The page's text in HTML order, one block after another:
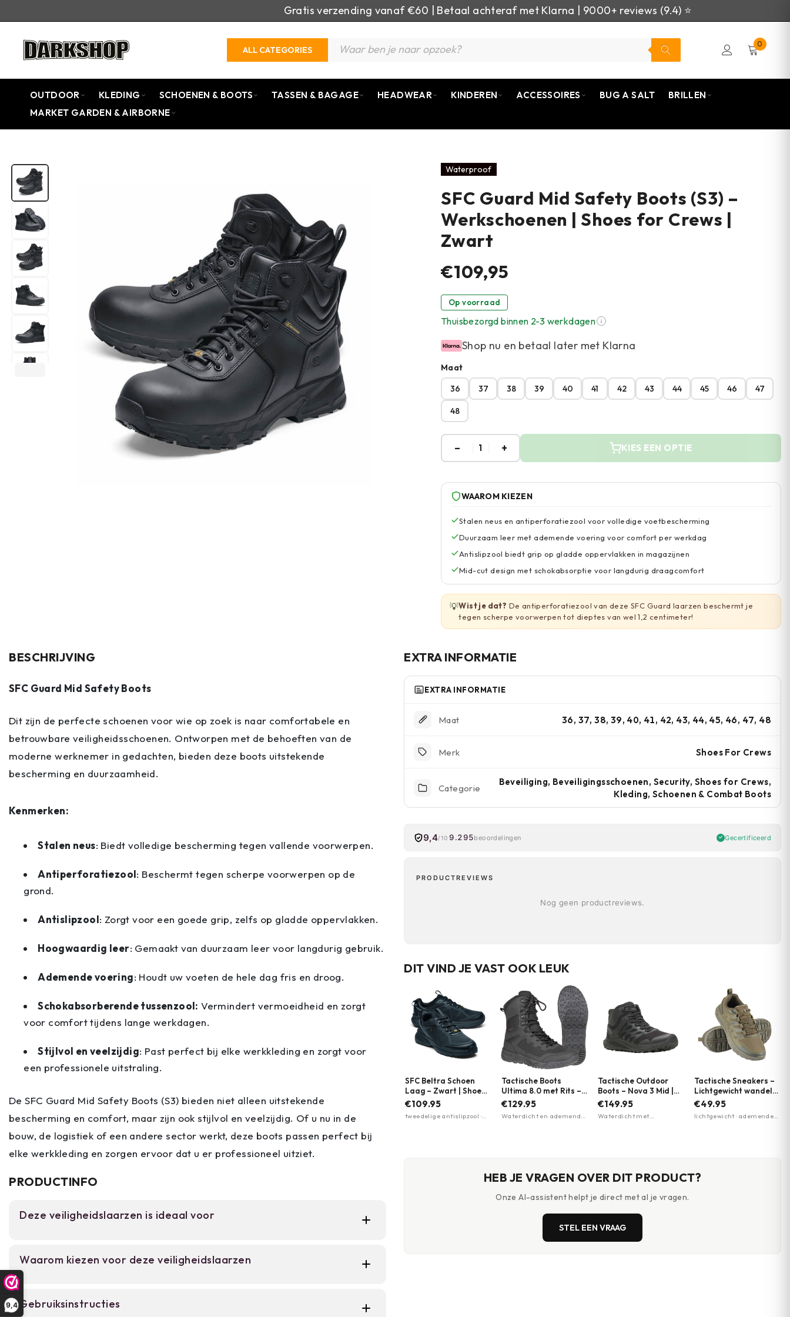
9,4
Gratis verzending vanaf €60 | Betaal achteraf met Klarna | 9000+ reviews (9.4) ⭐
ALL CATEGORIES
0
OUTDOOR KLEDING SCHOENEN & BOOTS TASSEN & BAGAGE HEADWEAR KINDEREN ACCESSOIRES BUG A SALT
BRILLEN
MARKET GARDEN & AIRBORNE
Waterproof
SFC Guard Mid Safety Boots (S3) –
Werkschoenen | Shoes for Crews |
Zwart
€109,95
Op voorraad
Thuisbezorgd binnen 2-3 werkdagen
Shop nu en betaal later met Klarna
Maat
36
37 38 39 40 41 42 43 44 45 46 47
48
– 1 + KIES EEN OPTIE
WAAROM KIEZEN
Stalen neus en antiperforatiezool voor volledige voetbescherming
Duurzaam leer met ademende voering voor comfort per werkdag
Antislipzool biedt grip op gladde oppervlakken in magazijnen
Mid-cut design met schokabsorptie voor langdurig draagcomfort
💡Wist je dat? De antiperforatiezool van deze SFC Guard laarzen beschermt je
tegen scherpe voorwerpen tot dieptes van wel 1,2 centimeter!
BESCHRIJVING
SFC Guard Mid Safety Boots
Dit zijn de perfecte schoenen voor wie op zoek is naar comfortabele en
betrouwbare veiligheidsschoenen. Ontworpen met de behoeften van de
moderne werknemer in gedachten, bieden deze boots uitstekende
bescherming en duurzaamheid.
Kenmerken:
Stalen neus: Biedt volledige bescherming tegen vallende voorwerpen.
Antiperforatiezool: Beschermt tegen scherpe voorwerpen op de
grond.
Antislipzool: Zorgt voor een goede grip, zelfs op gladde oppervlakken.
Hoogwaardig leer: Gemaakt van duurzaam leer voor langdurig gebruik.
Ademende voering: Houdt uw voeten de hele dag fris en droog.
Schokabsorberende tussenzool: Vermindert vermoeidheid en zorgt
voor comfort tijdens lange werkdagen.
Stijlvol en veelzijdig: Past perfect bij elke werkkleding en zorgt voor
een professionele uitstraling.
De SFC Guard Mid Safety Boots (S3) bieden niet alleen uitstekende
bescherming en comfort, maar zijn ook stijlvol en veelzijdig. Of u nu in de
bouw, de logistiek of een andere sector werkt, deze boots passen perfect bij
elke werkkleding en zorgen ervoor dat u er professioneel uitziet.
PRODUCTINFO
Deze veiligheidslaarzen is ideaal voor
die dagelijks in risicovolle omgevingen werken. Deze mid-cut
veiligheidslaarzen bieden de nodige bescherming in magazijnen,
Waarom kiezen voor deze veiligheidslaarzen
Stalen neuskapje en antiperforatiezool voor maximale
voetbescherming.
Gebruiksinstructies
EXTRA INFORMATIE
EXTRA INFORMATIE
Maat 36, 37, 38, 39, 40, 41, 42, 43, 44, 45, 46, 47, 48
Merk Shoes For Crews
Categorie
Beveiliging, Beveiligingsschoenen, Security, Shoes for Crews,
Kleding, Schoenen & Combat Boots
9,4/10 9.295beoordelingen Gecertificeerd
PRODUCTREVIEWS
Nog geen productreviews.
DIT VIND JE VAST OOK LEUK
SFC Beltra Schoen
Laag – Zwart | Shoes
for Crews
€109.95
tweedelige antislipzool ·
Tactische Boots
Ultima 8.0 met Rits –
Waterproof & Vegan |
kleuren
€129.95
Waterdicht en ademend ·
Tactische Outdoor
Boots – Nova 3 Mid |
Merrell | Meerdere
€149.95
Waterdicht met
Tactische Sneakers –
Lichtgewicht wandel
schoenen | EVA-zool |
kleuren
€49.95
lichtgewicht · ademende
HEB JE VRAGEN OVER DIT PRODUCT?
Onze AI-assistent helpt je direct met al je vragen.
STEL EEN VRAAG